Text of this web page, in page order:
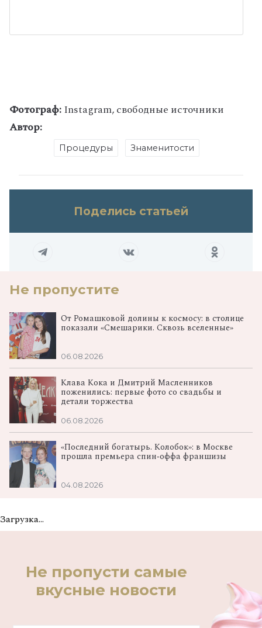
Фотограф:Instagram, свободные источники
Автор:
Процедуры Знаменитости
Поделись статьей
Не пропустите
От Ромашковой долины к космосу: в столице
показали «Смешарики. Сквозь вселенные»
06.08.2026
Клава Кока и Дмитрий Масленников
поженились: первые фото со свадьбы и
детали торжества
06.08.2026
«Последний богатырь. Колобок»: в Москве
прошла премьера спин‑оффа франшизы
04.08.2026
Загрузка...
Не пропусти самые
вкусные новости